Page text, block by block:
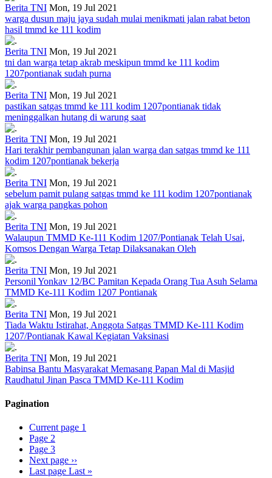
Berita TNI Mon, 19 Jul 2021
warga dusun maju jaya sudah mulai menikmati jalan rabat beton
hasil tmmd ke 111 kodim
Berita TNI Mon, 19 Jul 2021
tni dan warga tetap akrab meskipun tmmd ke 111 kodim
1207pontianak sudah purna
Berita TNI Mon, 19 Jul 2021
pastikan satgas tmmd ke 111 kodim 1207pontianak tidak
meninggalkan hutang di warung saat
Berita TNI Mon, 19 Jul 2021
Hari terakhir pembangunan jalan warga dan satgas tmmd ke 111
kodim 1207pontianak bekerja
Berita TNI Mon, 19 Jul 2021
sebelum pamit pulang satgas tmmd ke 111 kodim 1207pontianak
ajak warga pangkas pohon
Berita TNI Mon, 19 Jul 2021
Walaupun TMMD Ke-111 Kodim 1207/Pontianak Telah Usai,
Komsos Dengan Warga Tetap Dilaksanakan Oleh
Berita TNI Mon, 19 Jul 2021
Personil Yonkav 12/BC Pamitan Kepada Orang Tua Asuh Selama
TMMD Ke-111 Kodim 1207 Pontianak
Berita TNI Mon, 19 Jul 2021
Tiada Waktu Istirahat, Anggota Satgas TMMD Ke-111 Kodim
1207/Pontianak Kawal Kegiatan Vaksinasi
Berita TNI Mon, 19 Jul 2021
Babinsa Bantu Masyarakat Memasang Papan Mal di Masjid
Raudhatul Jinan Pasca TMMD Ke-111 Kodim
Pagination
Current page 1
Page 2
Page 3
Next page ››
Last page Last »